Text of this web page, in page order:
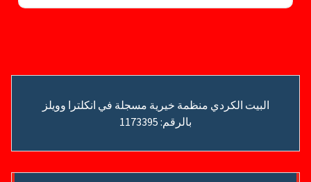
البيت الكردي منظمة خيرية مسجلة في انكلترا وويلز
بالرقم: 1173395